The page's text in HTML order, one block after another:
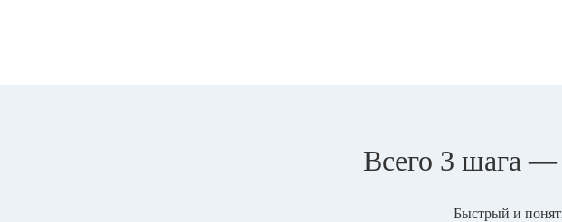
Всего 3 шага —
Быстрый и